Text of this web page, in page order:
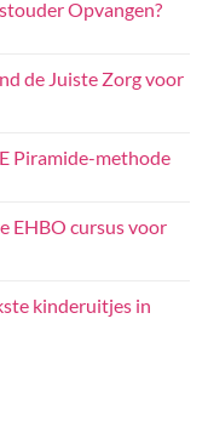
Opvangen?
de Juiste Zorg voor
Piramide-methode
EHBO cursus voor
kinderuitjes in